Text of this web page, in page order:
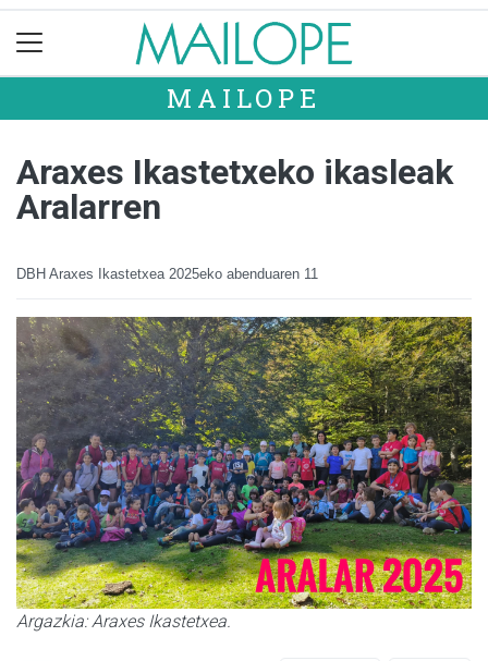
MAILOPE
Araxes Ikastetxeko ikasleak
Aralarren
DBH Araxes Ikastetxea 2025eko abenduaren 11
Argazkia: Araxes Ikastetxea.